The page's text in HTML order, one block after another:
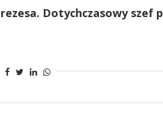
Dotychczasowy szef